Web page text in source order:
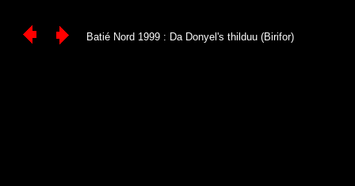
Batié Nord 1999 : Da Donyel's thilduu (Birifor)